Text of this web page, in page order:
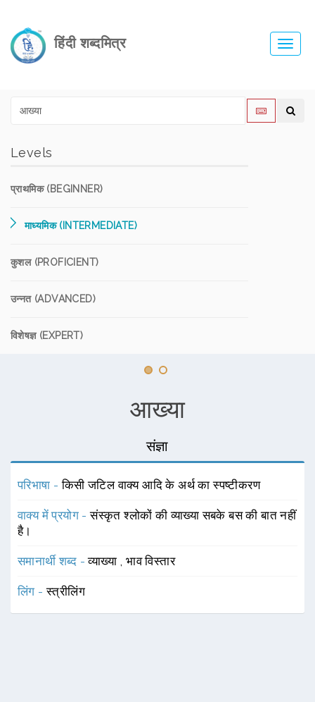
हिंदी शब्दमित्र
Levels
प्राथमिक (BEGINNER)
माध्यमिक (INTERMEDIATE)
कुशल (PROFICIENT)
उन्नत (ADVANCED)
विशेषज्ञ (EXPERT)
आख्या
संज्ञा
परिभाषा -किसी जटिल वाक्य आदि के अर्थ का स्पष्टीकरण
वाक्य में प्रयोग -संस्कृत श्लोकों की व्याख्या सबके बस की बात नहीं
है।
समानार्थी शब्द -व्याख्या ,भाव विस्तार
लिंग -स्त्रीलिंग